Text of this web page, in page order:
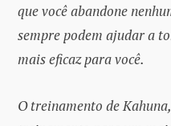
que você abandone
sempre podem ajudar a
mais eficaz para você.
O treinamento de